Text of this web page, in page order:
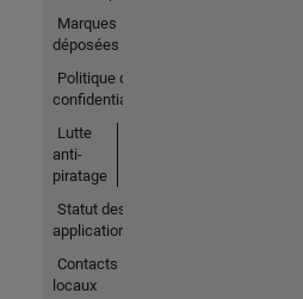
Marques
déposées
Politique de
confidentialité
Lutte
anti-
piratage
Statut des
applications
Contacts
locaux